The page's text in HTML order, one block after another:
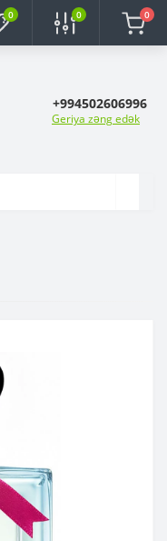
0 0 0
+994502606996
Geriya zəng edək